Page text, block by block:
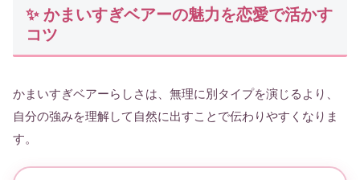
✨ かまいすぎベアーの魅力を恋愛で活かす
コツ
かまいすぎベアーらしさは、無理に別タイプを演じるより、
自分の強みを理解して自然に出すことで伝わりやすくなりま
す。